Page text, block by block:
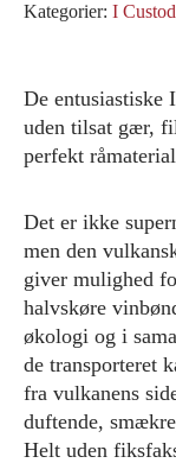
Kategorier: I
De
uden tilsat gær,
perfekt
Det er ikke
men den
giver mulighed
halvskøre
økologi og i
de transporteret
fra vulkanens
duftende,
Helt uden